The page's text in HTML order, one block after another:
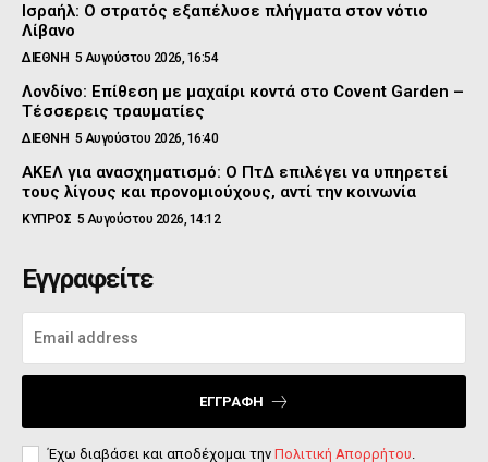
Ισραήλ: Ο στρατός εξαπέλυσε πλήγματα στον νότιο
Λίβανο
ΔΙΕΘΝΗ 5 Αυγούστου 2026, 16:54
Λονδίνο: Επίθεση με μαχαίρι κοντά στο Covent Garden –
Τέσσερεις τραυματίες
ΔΙΕΘΝΗ 5 Αυγούστου 2026, 16:40
ΑΚΕΛ για ανασχηματισμό: Ο ΠτΔ επιλέγει να υπηρετεί
τους λίγους και προνομιούχους, αντί την κοινωνία
ΚΥΠΡΟΣ 5 Αυγούστου 2026, 14:12
Εγγραφείτε
ΕΓΓΡΑΦΉ
Έχω διαβάσει και αποδέχομαι την Πολιτική Απορρήτου.